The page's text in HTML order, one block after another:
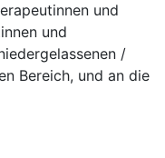
und
und
/
Bereich, und an die